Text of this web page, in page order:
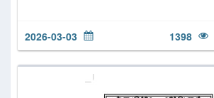
1398
2026-03-03